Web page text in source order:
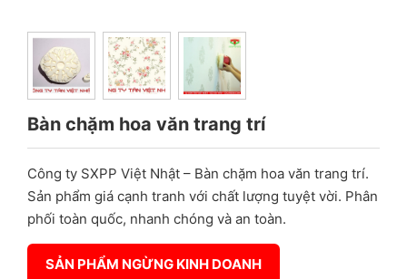
Bàn chặm hoa văn trang trí
Công ty SXPP Việt Nhật – Bàn chặm hoa văn trang trí.
Sản phẩm giá cạnh tranh với chất lượng tuyệt vời. Phân
phối toàn quốc, nhanh chóng và an toàn.
SẢN PHẨM NGỪNG KINH DOANH